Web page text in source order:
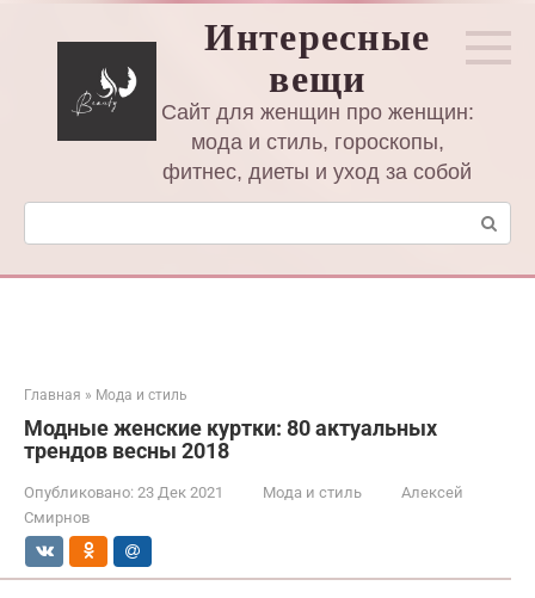
Интересные
вещи
Сайт для женщин про женщин:
мода и стиль, гороскопы,
фитнес, диеты и уход за собой
Поиск:
Главная » Мода и стиль
Модные женские куртки: 80 актуальных
трендов весны 2018
Опубликовано: 23 Дек 2021 Мода и стиль
Алексей
Смирнов